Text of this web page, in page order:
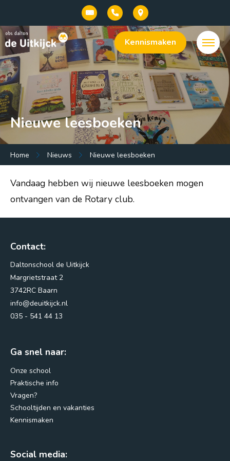
Kennismaken
Menu:
openbaar dalton onderwijs in Baarn
Onze school
Nieuws
Vacatures
Vragen?
Margrietstraat 2
3742RC Baarn
035 - 541 44 13
Nieuwe leesboeken
Home Nieuws Nieuwe leesboeken
Vandaag hebben wij nieuwe leesboeken mogen
ontvangen van de Rotary club.
Contact:
Daltonschool de Uitkijck
Margrietstraat 2
3742RC Baarn
info@deuitkijck.nl
035 - 541 44 13
Ga snel naar:
Onze school
Praktische info
Vragen?
Schooltijden en vakanties
Kennismaken
Social media: